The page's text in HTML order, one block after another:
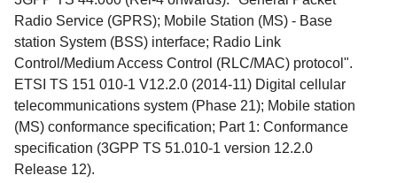
Radio Service (GPRS); Mobile Station (MS) - Base
station System (BSS) interface; Radio Link
Control/Medium Access Control (RLC/MAC) protocol".
ETSI TS 151 010-1 V12.2.0 (2014-11) Digital cellular
telecommunications system (Phase 21); Mobile station
(MS) conformance specification; Part 1: Conformance
specification (3GPP TS 51.010-1 version 12.2.0
Release 12).